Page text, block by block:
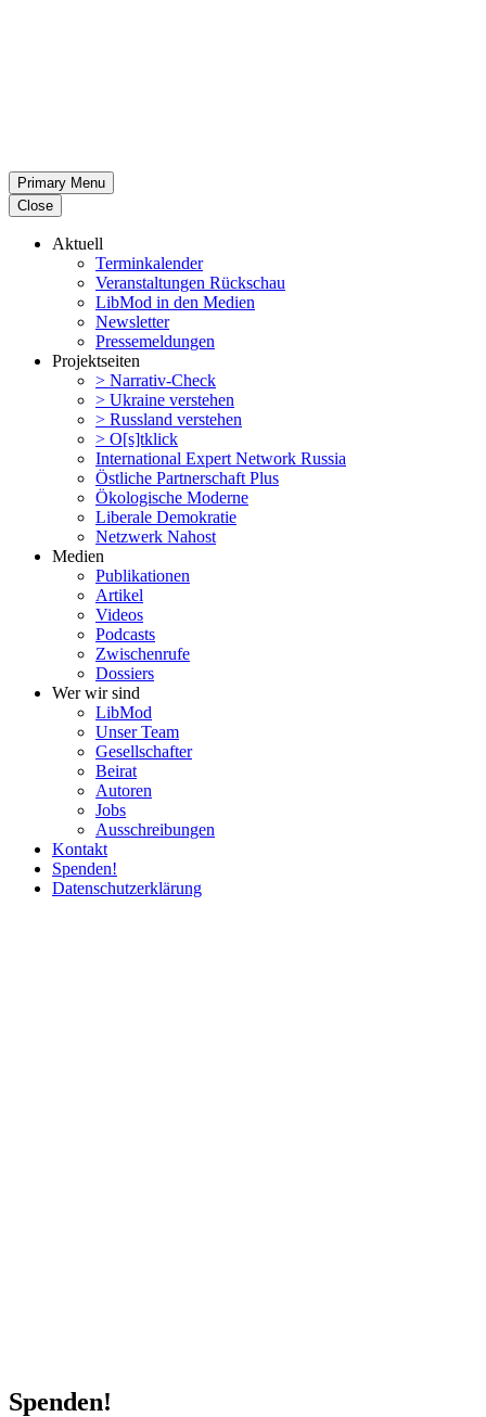
Primary Menu
Close
Aktuell
Termin­ka­lender
Veran­stal­tungen Rückschau
LibMod in den Medien
Newsletter
Presse­mel­dungen
Projekt­seiten
> Narrativ-Check
> Ukraine verstehen
> Russland verstehen
> O[s]tklick
Inter­na­tional Expert Network Russia
Östliche Partner­schaft Plus
Ökolo­gische Moderne
Liberale Demokratie
Netzwerk Nahost
Medien
Publi­ka­tionen
Artikel
Videos
Podcasts
Zwischenrufe
Dossiers
Wer wir sind
LibMod
Unser Team
Gesell­schafter
Beirat
Autoren
Jobs
Ausschrei­bungen
Kontakt
Spenden!
Daten­schutz­er­klärung
Spenden!